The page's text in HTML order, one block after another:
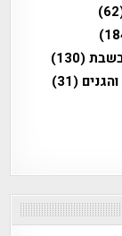
(130)
(31)